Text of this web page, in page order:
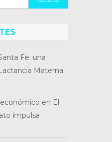
Fe: una
Materna
en El
impulsa